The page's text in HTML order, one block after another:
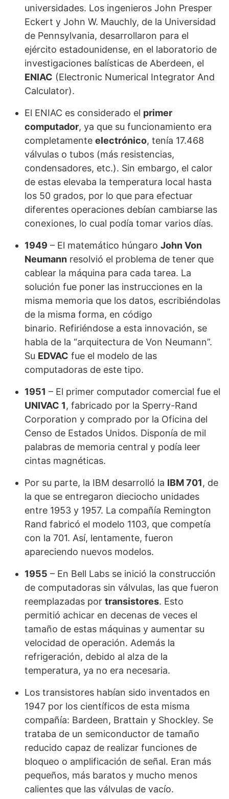
universidades. Los ingenieros John Presper
Eckert y John W. Mauchly, de la Universidad
de Pennsylvania, desarrollaron para el
ejército estadounidense, en el laboratorio de
investigaciones balísticas de Aberdeen, el
ENIAC (Electronic Numerical Integrator And
Calculator).
El ENIAC es considerado el primer
computador, ya que su funcionamiento era
completamente electrónico, tenía 17.468
válvulas o tubos (más resistencias,
condensadores, etc.). Sin embargo, el calor
de estas elevaba la temperatura local hasta
los 50 grados, por lo que para efectuar
diferentes operaciones debían cambiarse las
conexiones, lo cual podía tomar varios días.
1949 – El matemático húngaro John Von
Neumann resolvió el problema de tener que
cablear la máquina para cada tarea. La
solución fue poner las instrucciones en la
misma memoria que los datos, escribiéndolas
de la misma forma, en código
binario. Refiriéndose a esta innovación, se
habla de la “arquitectura de Von Neumann”.
Su EDVAC fue el modelo de las
computadoras de este tipo.
1951 – El primer computador comercial fue el
UNIVAC 1, fabricado por la Sperry-Rand
Corporation y comprado por la Oficina del
Censo de Estados Unidos. Disponía de mil
palabras de memoria central y podía leer
cintas magnéticas.
Por su parte, la IBM desarrolló la IBM 701, de
la que se entregaron dieciocho unidades
entre 1953 y 1957. La compañía Remington
Rand fabricó el modelo 1103, que competía
con la 701. Así, lentamente, fueron
apareciendo nuevos modelos.
1955 – En Bell Labs se inició la construcción
de computadoras sin válvulas, las que fueron
reemplazadas por transistores. Esto
permitió achicar en decenas de veces el
tamaño de estas máquinas y aumentar su
velocidad de operación. Además la
refrigeración, debido al alza de la
temperatura, ya no era necesaria.
Los transistores habían sido inventados en
1947 por los científicos de esta misma
compañía: Bardeen, Brattain y Shockley. Se
trataba de un semiconductor de tamaño
reducido capaz de realizar funciones de
bloqueo o amplificación de señal. Eran más
pequeños, más baratos y mucho menos
calientes que las válvulas de vacío.